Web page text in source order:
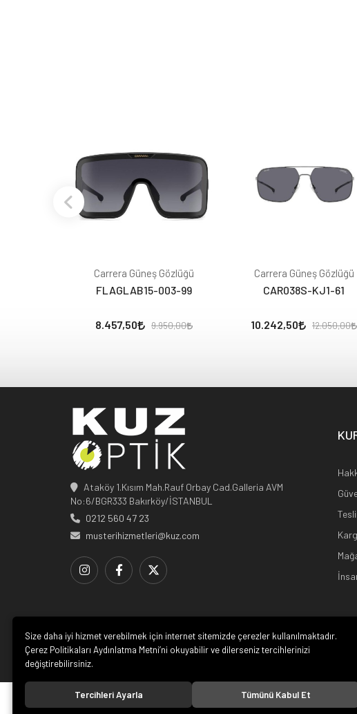
Carrera Güneş Gözlüğü
FLAGLAB15-003-99
8.457,50 9.950,00
Carrera Güneş Gözlüğü
CAR038S-KJ1-61
10.242,50 12.050,00
Ataköy 1.Kısım Mah.Rauf Orbay Cad.Galleria AVM
No:6/BGR333 Bakırköy/İSTANBUL
0212 560 47 23
musterihizmetleri@kuz.com
Kuz
Size daha iyi hizmet verebilmek için internet sitemizde çerezler kullanılmaktadır.
Çerez Politikaları Aydınlatma Metni’ni okuyabilir ve dilerseniz tercihlerinizi
değiştirebilirsiniz.
Tercihleri Ayarla Tümünü Kabul Et